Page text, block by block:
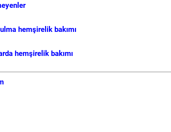
hemşirelik bakımı
hemşirelik bakımı